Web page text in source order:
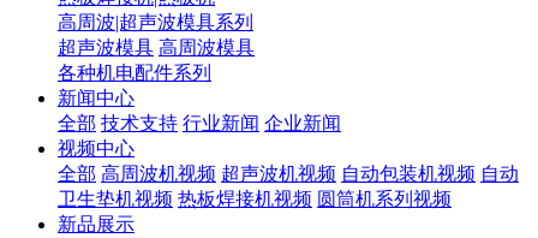
高周波|超声波模具系列
超声波模具 高周波模具
各种机电配件系列
新闻中心
全部 技术支持 行业新闻 企业新闻
视频中心
全部 高周波机视频 超声波机视频 自动包装机视频 自动
卫生垫机视频 热板焊接机视频 圆筒机系列视频
新品展示